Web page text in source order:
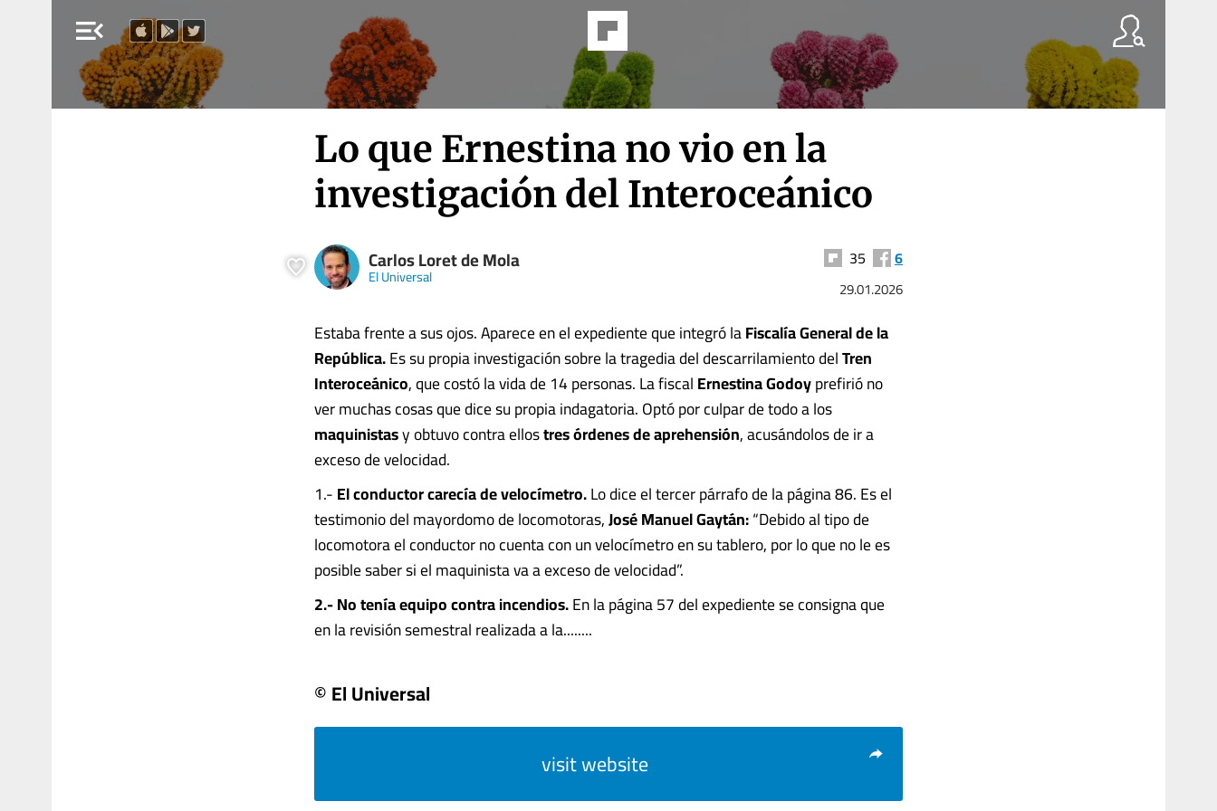
menu_open
Lo que Ernestina no vio en la
investigación del Interoceánico
Carlos Loret de Mola
El Universal
35 6
29.01.2026
Estaba frente a sus ojos. Aparece en el expediente que integró laFiscalía General de la
República.Es su propia investigación sobre la tragedia del descarrilamiento delTren
Interoceánico, que costó la vida de 14 personas. La fiscalErnestina Godoyprefirió no
ver muchas cosas que dice su propia indagatoria. Optó por culpar de todo a los
maquinistasy obtuvo contra ellostres órdenes de aprehensión, acusándolos de ir a
exceso de velocidad.
1.-El conductor carecía de velocímetro.Lo dice el tercer párrafo de la página 86. Es el
testimonio del mayordomo de locomotoras,José Manuel Gaytán:“Debido al tipo de
locomotora el conductor no cuenta con un velocímetro en su tablero, por lo que no le es
posible saber si el maquinista va a exceso de velocidad”.
2.- No tenía equipo contra incendios.En la página 57 del expediente se consigna que
en la revisión semestral realizada a la........
© El Universal
visit website